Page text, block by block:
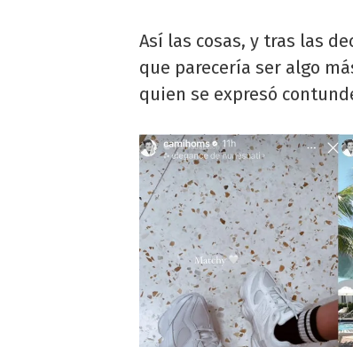
Así las cosas, y tras las
que parecería ser algo
quien se expresó